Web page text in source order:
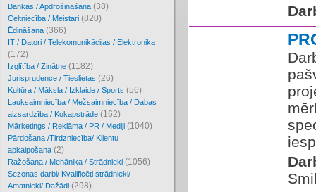
Bankas / Apdrošināšana (38)
Celtniecība / Meistari (820)
Ēdināšana (366)
IT / Datori / Telekomunikācijas / Elektronika
(172)
Izglītība / Zinātne (1182)
Jurisprudence / Tieslietas (26)
Kultūra / Māksla / Izklaide / Sports (56)
Lauksaimniecība / Mežsaimniecība / Dabas
aizsardzība / Kokapstrāde (162)
Mārketings / Reklāma / PR / Mediji (1040)
Pārdošana /Tirdzniecība/ Klientu
apkalpošana (2)
Ražošana / Mehānika / Strādnieki (1056)
Sezonas darbi/ Kvalificēti strādnieki/
Amatnieki/ Dažādi (298)